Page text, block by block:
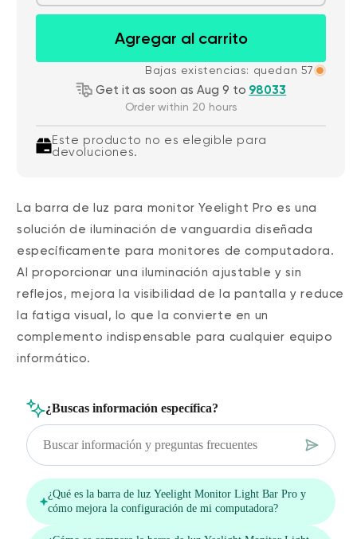
Agregar al carrito
Bajas existencias: quedan 57
Get it as soon as Aug 9 to 98033
Order within 20 hours
Este producto no es elegible para
devoluciones.
La barra de luz para monitor Yeelight Pro es una
solución de iluminación de vanguardia diseñada
específicamente para monitores de computadora.
Al proporcionar una iluminación ajustable y sin
reflejos, mejora la visibilidad de la pantalla y reduce
la fatiga visual, lo que la convierte en un
complemento indispensable para cualquier equipo
informático.